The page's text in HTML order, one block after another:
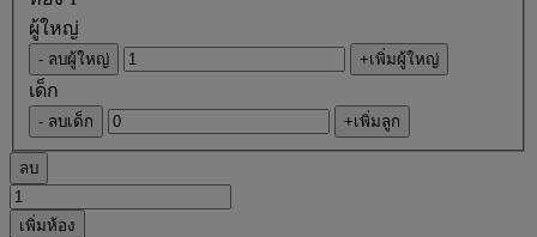
ผู้ใหญ่
- ลบผู้ใหญ่ +เพิ่มผู้ใหญ่
เด็ก
- ลบเด็ก +เพิ่มลูก
ลบ
เพิ่มห้อง